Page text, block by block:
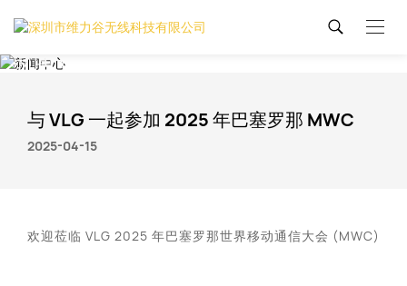
新闻中心
与 VLG 一起参加 2025 年巴塞罗那 MWC
2025-04-15
欢迎莅临 VLG 2025 年巴塞罗那世界移动通信大会 (MWC)